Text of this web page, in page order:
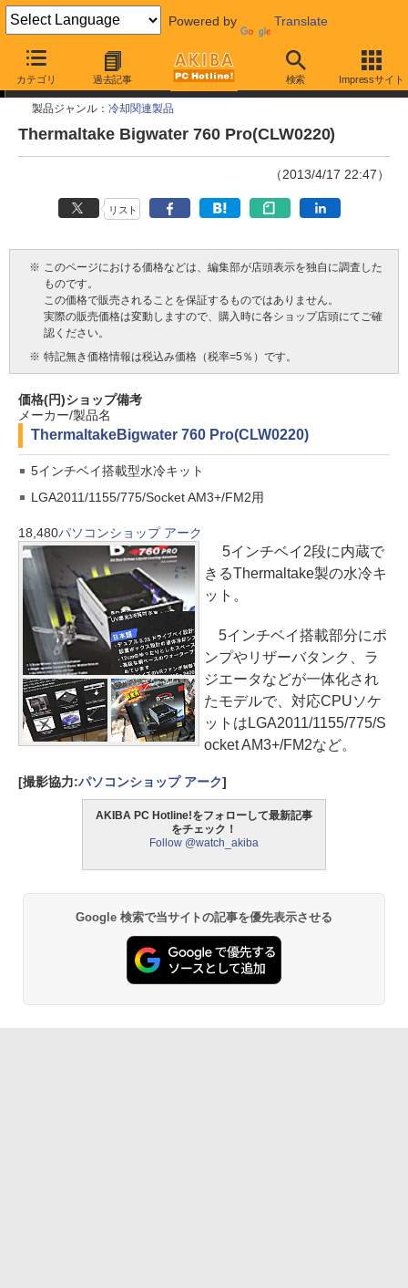
Powered by Translate
カテゴリ 過去記事 検索 Impressサイト
今週見つけた新製品
製品ジャンル： 冷却関連製品
Thermaltake Bigwater 760 Pro(CLW0220)
（2013/4/17 22:47）
リスト
※ このページにおける価格などは、編集部が店頭表示を独自に調査した
ものです。
この価格で販売されることを保証するものではありません。
実際の販売価格は変動しますので、購入時に各ショップ店頭にてご確
認ください。
※ 特記無き価格情報は税込み価格（税率=5％）です。
価格(円)ショップ備考
メーカー/製品名
ThermaltakeBigwater 760 Pro(CLW0220)
5インチベイ搭載型水冷キット
LGA2011/1155/775/Socket AM3+/FM2用
18,480パソコンショップ アーク
5インチベイ2段に内蔵で
きるThermaltake製の水冷キ
ット。
5インチベイ搭載部分にポ
ンプやリザーバタンク、ラ
ジエータなどが一体化され
たモデルで、対応CPUソケ
ットはLGA2011/1155/775/S
ocket AM3+/FM2など。
[撮影協力:パソコンショップ アーク]
AKIBA PC Hotline!をフォローして最新記事
をチェック！
Follow @watch_akiba
Google 検索で当サイトの記事を優先表示させる